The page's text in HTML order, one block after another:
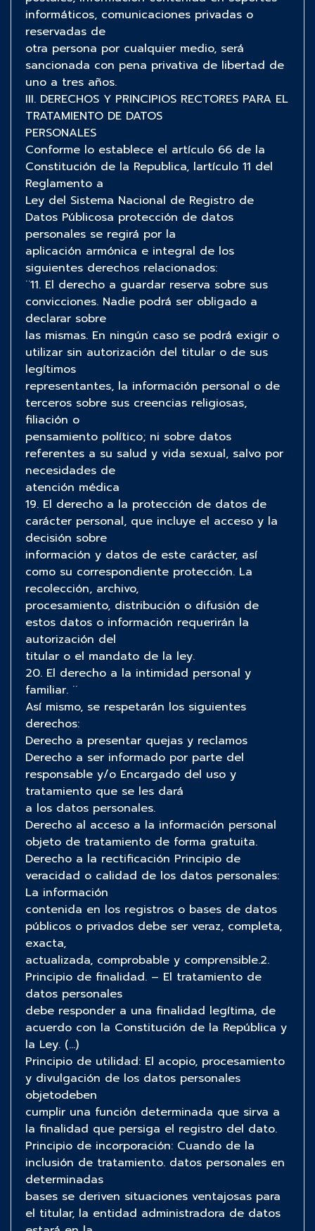
informáticos, comunicaciones privadas o
reservadas de
otra persona por cualquier medio, será
sancionada con pena privativa de libertad de
uno a tres años.
III. DERECHOS Y PRINCIPIOS RECTORES PARA EL
TRATAMIENTO DE DATOS
PERSONALES
Conforme lo establece el artículo 66 de la
Constitución de la Republica, lartículo 11 del
Reglamento a
Ley del Sistema Nacional de Registro de
Datos Públicosa protección de datos
personales se regirá por la
aplicación armónica e integral de los
siguientes derechos relacionados:
¨11. El derecho a guardar reserva sobre sus
convicciones. Nadie podrá ser obligado a
declarar sobre
las mismas. En ningún caso se podrá exigir o
utilizar sin autorización del titular o de sus
legítimos
representantes, la información personal o de
terceros sobre sus creencias religiosas,
filiación o
pensamiento político; ni sobre datos
referentes a su salud y vida sexual, salvo por
necesidades de
atención médica
19. El derecho a la protección de datos de
carácter personal, que incluye el acceso y la
decisión sobre
información y datos de este carácter, así
como su correspondiente protección. La
recolección, archivo,
procesamiento, distribución o difusión de
estos datos o información requerirán la
autorización del
titular o el mandato de la ley.
20. El derecho a la intimidad personal y
familiar. ¨
Así mismo, se respetarán los siguientes
derechos:
Derecho a presentar quejas y reclamos
Derecho a ser informado por parte del
responsable y/o Encargado del uso y
tratamiento que se les dará
a los datos personales.
Derecho al acceso a la información personal
objeto de tratamiento de forma gratuita.
Derecho a la rectificación Principio de
veracidad o calidad de los datos personales:
La información
contenida en los registros o bases de datos
públicos o privados debe ser veraz, completa,
exacta,
actualizada, comprobable y comprensible.2.
Principio de finalidad. – El tratamiento de
datos personales
debe responder a una finalidad legítima, de
acuerdo con la Constitución de la República y
la Ley. (…)
Principio de utilidad: El acopio, procesamiento
y divulgación de los datos personales
objetodeben
cumplir una función determinada que sirva a
la finalidad que persiga el registro del dato.
Principio de incorporación: Cuando de la
inclusión de tratamiento. datos personales en
determinadas
bases se deriven situaciones ventajosas para
el titular, la entidad administradora de datos